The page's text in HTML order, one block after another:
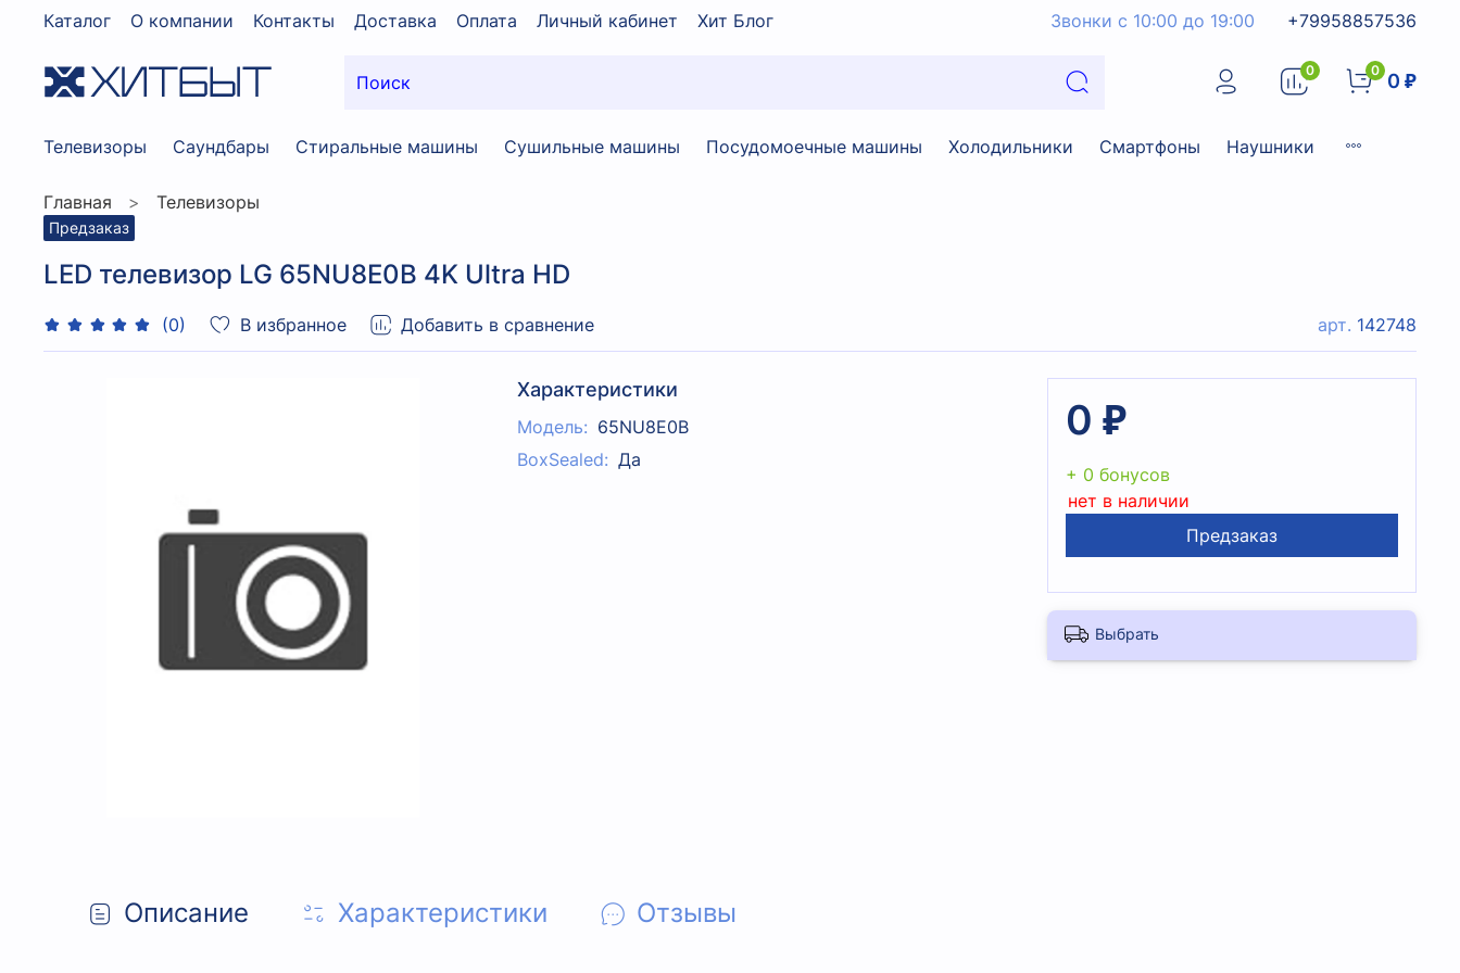
Каталог О компании Контакты Доставка Оплата Личный кабинет Хит Блог Звонки с 10:00 до 19:00 +79958857536
0 0 0 ₽
Телевизоры Саундбары Стиральные машины Сушильные машины Посудомоечные машины Холодильники Смартфоны Наушники
Главная Телевизоры
Предзаказ
LED телевизор LG 65NU8E0B 4K Ultra HD
(0) В избранное Добавить в сравнение арт. 142748
Характеристики
Модель: 65NU8E0B
BoxSealed: Да
0 ₽
+ 0 бонусов
нет в наличии
Предзаказ
Выбрать
Описание Характеристики Отзывы